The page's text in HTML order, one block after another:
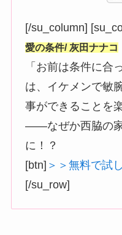
[/su_column]
愛の条件/ 灰田ナナコ
「お前は条件に合
は、イケメンで敏
事ができることを
――なぜか西脇の
に！？
[btn] ＞＞無料で試
[/su_row]